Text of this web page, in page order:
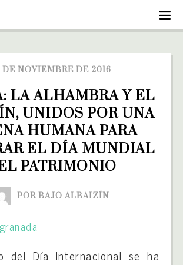
DE NOVIEMBRE DE 2016
LA ALHAMBRA Y EL
UNIDOS POR UNA
HUMANA PARA
EL DÍA MUNDIAL
PATRIMONIO
POR BAJO ALBAIZÍN
del Día Internacional se ha